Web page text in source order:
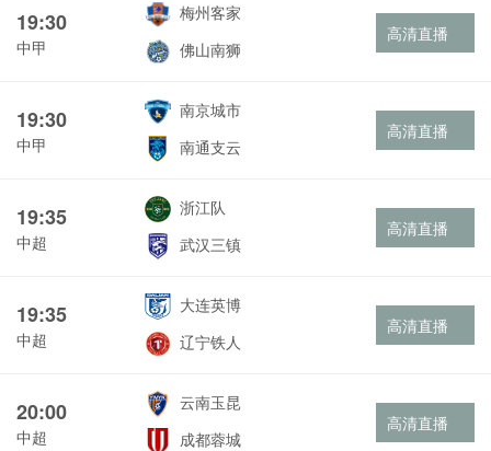
19:30
中甲
梅州客家
佛山南狮
高清直播
19:30
中甲
南京城市
南通支云
高清直播
19:35
中超
浙江队
武汉三镇
高清直播
19:35
中超
大连英博
辽宁铁人
高清直播
20:00
中超
云南玉昆
成都蓉城
高清直播